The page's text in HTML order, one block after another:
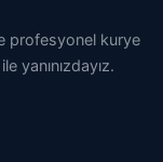
profesyonel kurye
yanınızdayız.